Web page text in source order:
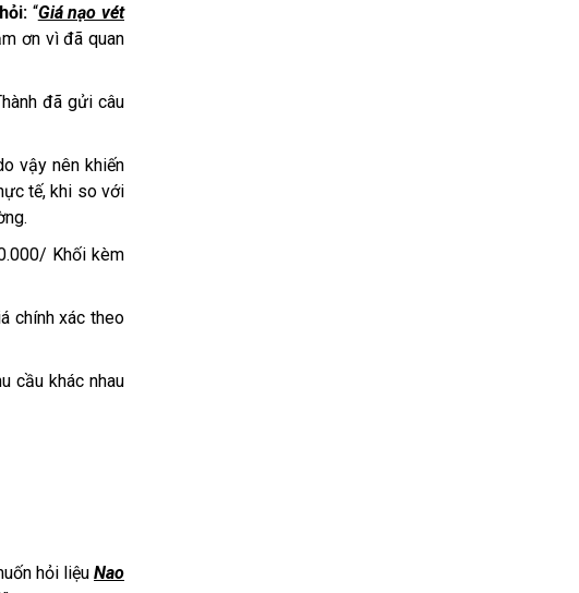
“Giá nạo vét
ơn vì đã quan
đã gửi câu
vậy nên khiến
tế, khi so với
Khối kèm
chính xác theo
cầu khác nhau
hỏi liệuNao